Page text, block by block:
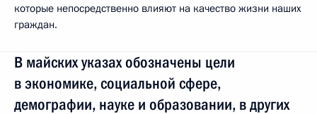
которые непосредственно влияют на качество жизни наших
граждан.
В майских указах обозначены цели
в экономике, социальной сфере,
демографии, науке и образовании, в других